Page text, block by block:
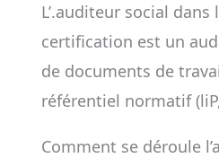
L’.auditeur social dans
certification est un
de documents de
référentiel normatif
Comment se déroule